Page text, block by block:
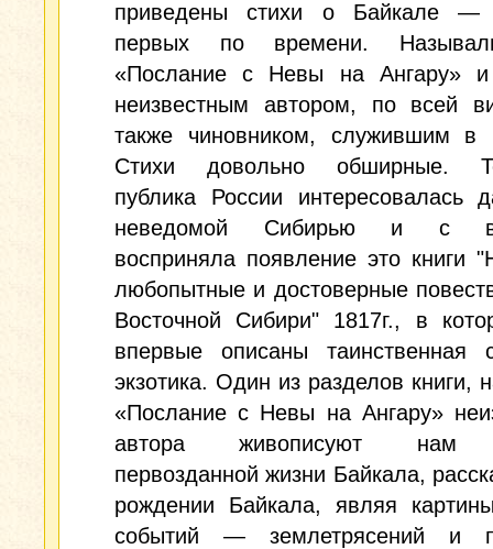
приведены стихи о Байкале —
первых по времени.
«Послание с Невы на Ангару» и
неизвестным автором, по всей
также чиновником, служившим в
Стихи довольно обширные.
публика России интересовалась
неведомой Сибирью и с
восприняла появление это книги
любопытные и достоверные
Восточной Сибири" 1817г., в
впервые описаны таинственная
экзотика. Один из разделов книги,
«Послание с Невы на Ангару»
автора живописуют нам
первозданной жизни Байкала,
рождении Байкала, являя
событий — землетрясений и